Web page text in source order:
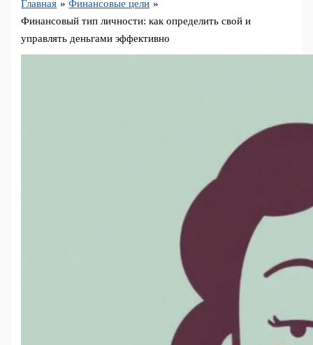
Главная
Финансовые цели
Финансовый тип личности: как определить свой и
управлять деньгами эффективно